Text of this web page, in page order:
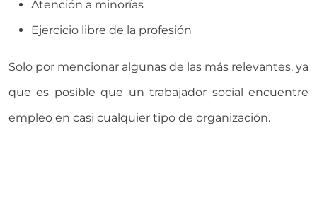
Atención a minorías
Ejercicio libre de la profesión
Solo por mencionar algunas de las más relevantes, ya
que es posible que un trabajador social encuentre
empleo en casi cualquier tipo de organización.